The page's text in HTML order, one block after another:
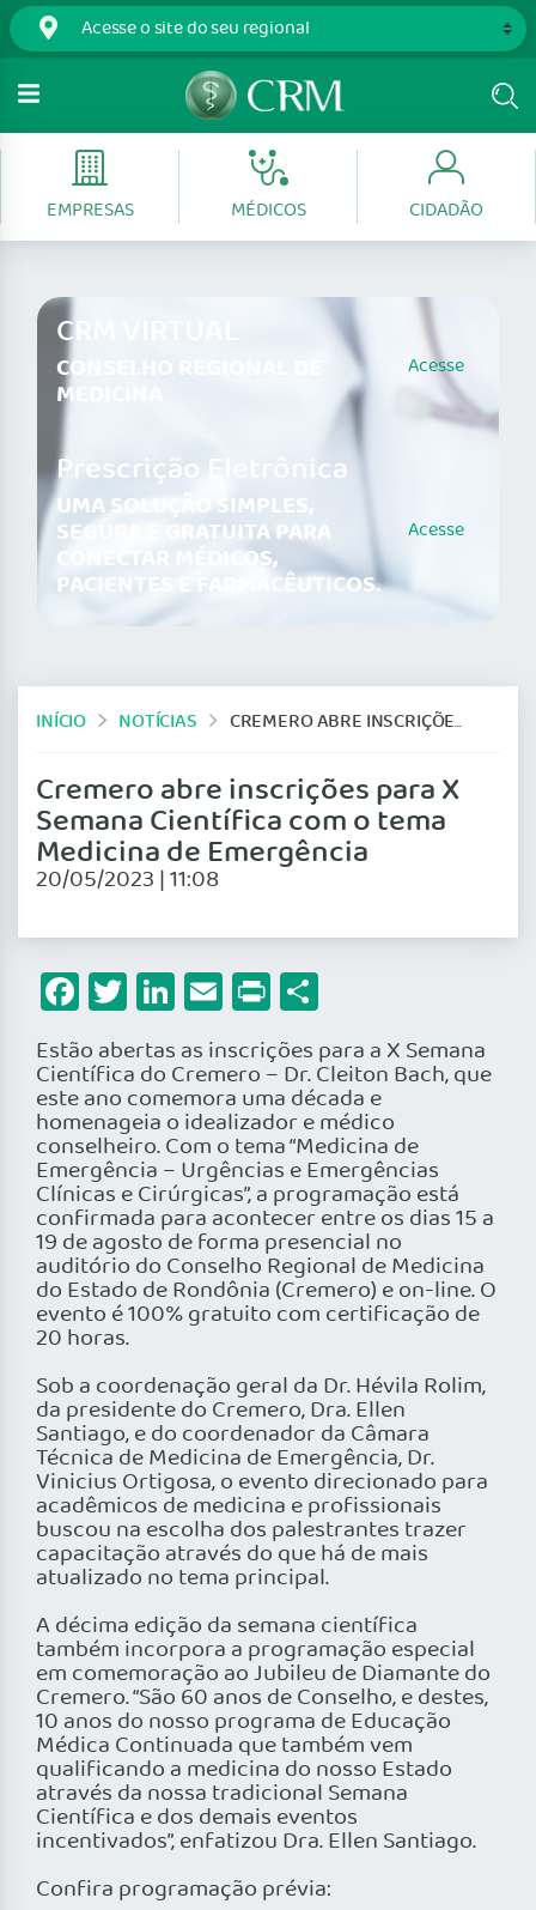
EMPRESAS MÉDICOS CIDADÃO
CRM VIRTUAL
CONSELHO REGIONAL DE
MEDICINA
Acesse
Prescrição Eletrônica
UMA SOLUÇÃO SIMPLES,
SEGURA E GRATUITA PARA
CONECTAR MÉDICOS,
PACIENTES E FARMACÊUTICOS.
Acesse
INÍCIO NOTÍCIAS CREMERO ABRE INSCRIÇÕES PARA X SEMANA CIENTÍFICA COM O TEMA MEDICINA DE EMERGÊNCIA
Cremero abre inscrições para X
Semana Científica com o tema
Medicina de Emergência
20/05/2023 | 11:08
Facebook
Twitter
LinkedIn
Email
Print
Estão abertas as inscrições para a X Semana
Científica do Cremero – Dr. Cleiton Bach, que
este ano comemora uma década e
homenageia o idealizador e médico
conselheiro. Com o tema “Medicina de
Emergência – Urgências e Emergências
Clínicas e Cirúrgicas”, a programação está
confirmada para acontecer entre os dias 15 a
19 de agosto de forma presencial no
auditório do Conselho Regional de Medicina
do Estado de Rondônia (Cremero) e on-line. O
evento é 100% gratuito com certificação de
20 horas.
Sob a coordenação geral da Dr. Hévila Rolim,
da presidente do Cremero, Dra. Ellen
Santiago, e do coordenador da Câmara
Técnica de Medicina de Emergência, Dr.
Vinicius Ortigosa, o evento direcionado para
acadêmicos de medicina e profissionais
buscou na escolha dos palestrantes trazer
capacitação através do que há de mais
atualizado no tema principal.
A décima edição da semana científica
também incorpora a programação especial
em comemoração ao Jubileu de Diamante do
Cremero. “São 60 anos de Conselho, e destes,
10 anos do nosso programa de Educação
Médica Continuada que também vem
qualificando a medicina do nosso Estado
através da nossa tradicional Semana
Científica e dos demais eventos
incentivados”, enfatizou Dra. Ellen Santiago.
Confira programação prévia: